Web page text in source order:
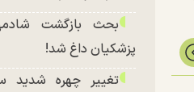
بحث بازگشت
پزشکیان داغ شد!
تغییر چهره شدید